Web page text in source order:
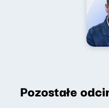
Pozostałe